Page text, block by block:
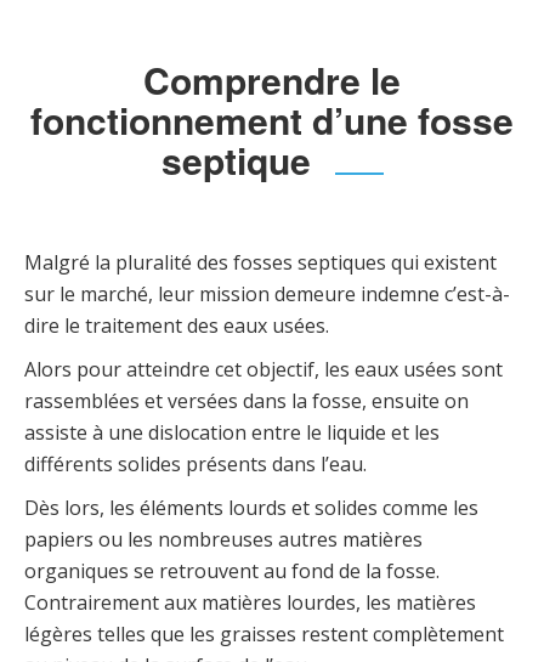
Comprendre le
fonctionnement d’une fosse
septique
Malgré la pluralité des fosses septiques qui existent
sur le marché, leur mission demeure indemne c’est-à-
dire le traitement des eaux usées.
Alors pour atteindre cet objectif, les eaux usées sont
rassemblées et versées dans la fosse, ensuite on
assiste à une dislocation entre le liquide et les
différents solides présents dans l’eau.
Dès lors, les éléments lourds et solides comme les
papiers ou les nombreuses autres matières
organiques se retrouvent au fond de la fosse.
Contrairement aux matières lourdes, les matières
légères telles que les graisses restent complètement